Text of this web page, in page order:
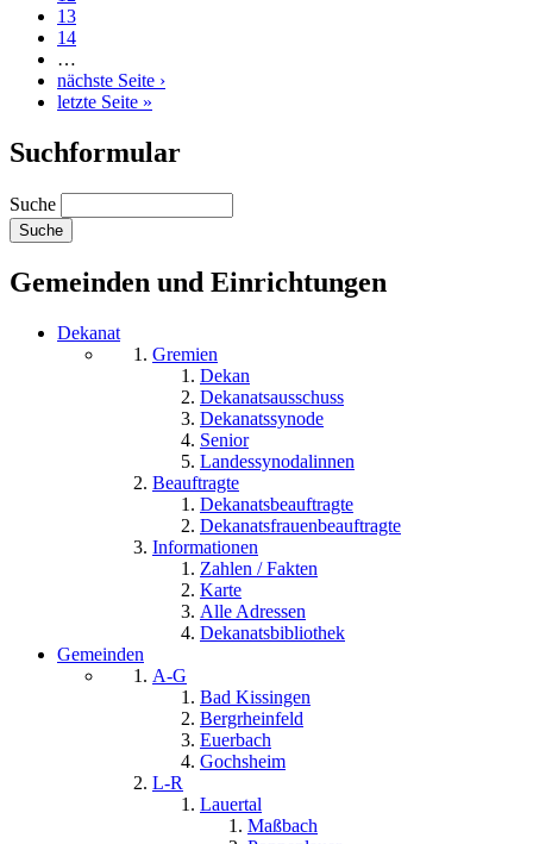
13
14
…
nächste Seite ›
letzte Seite »
Suchformular
Suche
Gemeinden und Einrichtungen
Dekanat
Gremien
Dekan
Dekanatsausschuss
Dekanatssynode
Senior
Landessynodalinnen
Beauftragte
Dekanatsbeauftragte
Dekanatsfrauenbeauftragte
Informationen
Zahlen / Fakten
Karte
Alle Adressen
Dekanatsbibliothek
Gemeinden
A-G
Bad Kissingen
Bergrheinfeld
Euerbach
Gochsheim
L-R
Lauertal
Maßbach